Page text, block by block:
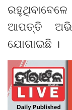
ଆପତ୍ତି
ଯୋଗାଇଛି ।